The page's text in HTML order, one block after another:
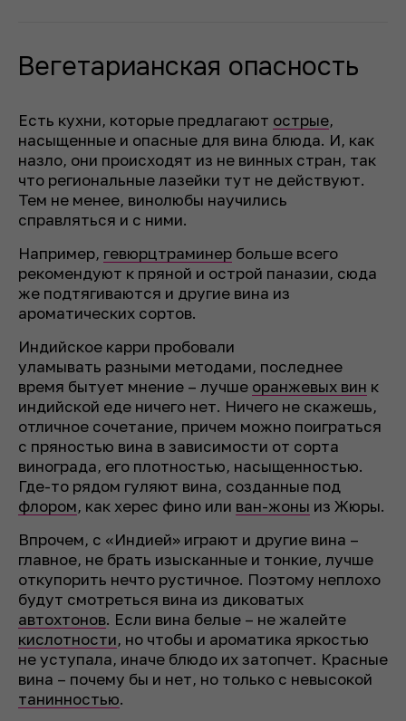
Вегетарианская опасность
Есть кухни, которые предлагают острые,
насыщенные и опасные для вина блюда. И, как
назло, они происходят из не винных стран, так
что региональные лазейки тут не действуют.
Тем не менее, винолюбы научились
справляться и с ними.
Например, гевюрцтраминер больше всего
рекомендуют к пряной и острой паназии, сюда
же подтягиваются и другие вина из
ароматических сортов.
Индийское карри пробовали
уламывать разными методами, последнее
время бытует мнение – лучше оранжевых вин к
индийской еде ничего нет. Ничего не скажешь,
отличное сочетание, причем можно поиграться
с пряностью вина в зависимости от сорта
винограда, его плотностью, насыщенностью.
Где-то рядом гуляют вина, созданные под
флором, как херес фино или ван-жоны из Жюры.
Впрочем, с «Индией» играют и другие вина –
главное, не брать изысканные и тонкие, лучше
откупорить нечто рустичное. Поэтому неплохо
будут смотреться вина из диковатых
автохтонов. Если вина белые – не жалейте
кислотности, но чтобы и ароматика яркостью
не уступала, иначе блюдо их затопчет. Красные
вина – почему бы и нет, но только с невысокой
танинностью.